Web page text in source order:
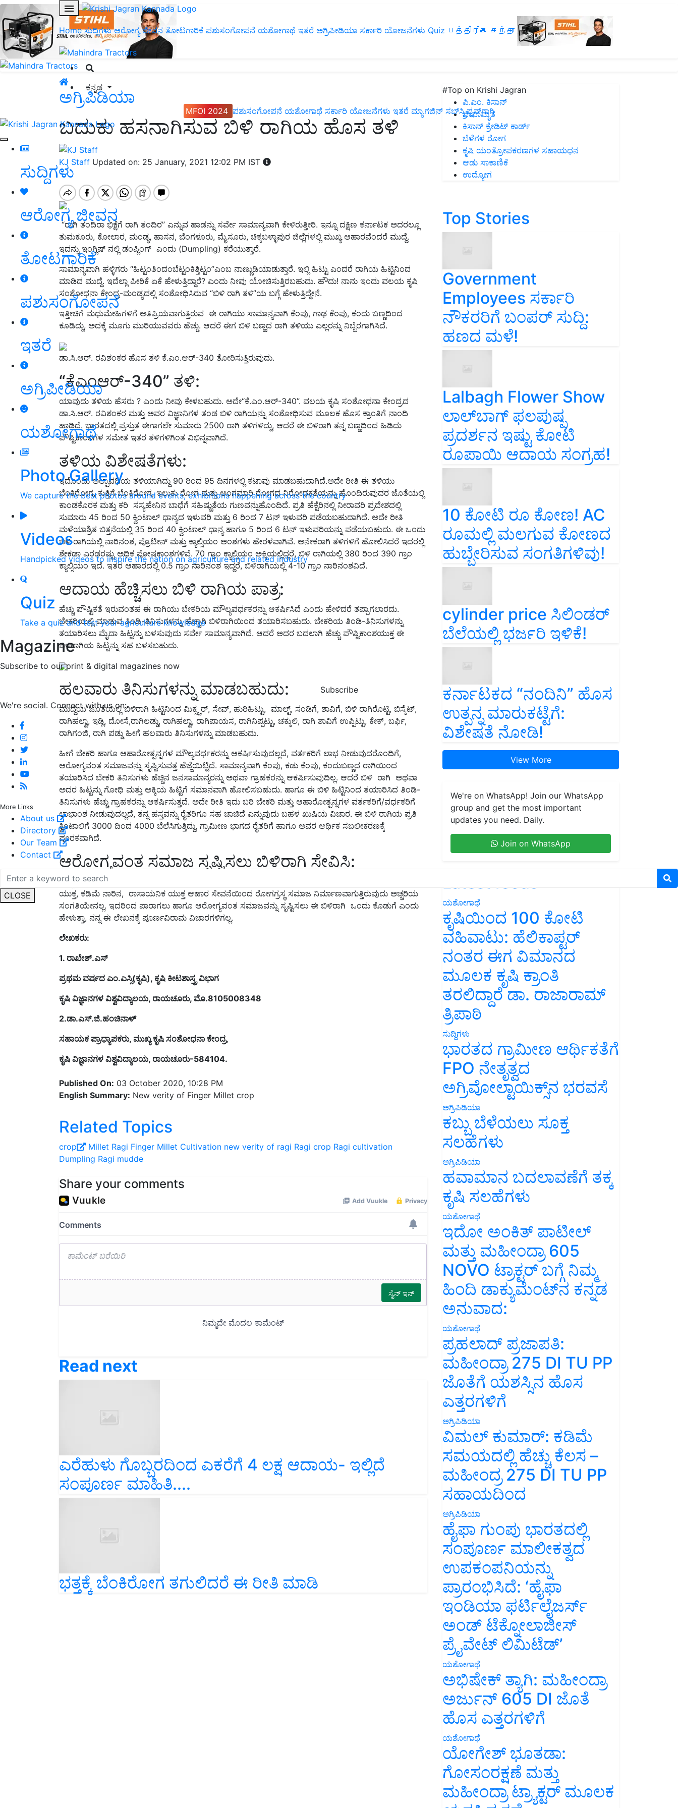
Home ಸುದ್ದಿಗಳು ಆರೋಗ್ಯ ಜೀವನ ತೋಟಗಾರಿಕೆ ಪಶುಸಂಗೋಪನೆ ಯಶೋಗಾಥೆ ಇತರೆ ಅಗ್ರಿಪೀಡಿಯಾ ಸರ್ಕಾರಿ ಯೋಜನೆಗಳು Quiz பத்திரிகை சந்தா
ಕನ್ನಡ
MFOI 2024 ಪಶುಸಂಗೋಪನೆ ಯಶೋಗಾಥೆ ಸರ್ಕಾರಿ ಯೋಜನೆಗಳು ಇತರೆ ಮ್ಯಾಗಜಿನ್‌ ಸಬ್‌ಸ್ಕ್ರಿಪ್ಷನ್‌ಗಾಗಿ
ಸುದ್ದಿಗಳು
ಆರೋಗ್ಯ ಜೀವನ
ತೋಟಗಾರಿಕೆ
ಪಶುಸಂಗೋಪನೆ
ಇತರೆ
ಅಗ್ರಿಪೀಡಿಯಾ
ಯಶೋಗಾಥೆ
Photo Gallery
We capture the best photos around events, exhibitions happening across the country
Videos
Handpicked videos to inspire the nation on agriculture and related industry
Quiz
Take a quiz and test your agriculture knowledge
Magazine
Subscribe to our print & digital magazines now
Subscribe
We're social. Connect with us on:
More Links
About us
Directory
Our Team
Contact
CLOSE
ಅಗ್ರಿಪಿಡಿಯಾ
ಬದುಕು ಹಸನಾಗಿಸುವ ಬಿಳಿ ರಾಗಿಯ ಹೊಸ ತಳಿ
KJ Staff Updated on: 25 January, 2021 12:02 PM IST
“ರಾಗಿ ತಂದಿರಾ ಭಿಕ್ಷೆಗೆ ರಾಗಿ ತಂದಿರ” ಎನ್ನುವ ಹಾಡನ್ನು ಸರ್ವೇ ಸಾಮಾನ್ಯವಾಗಿ ಕೇಳಿರುತ್ತೀರಿ. ಇನ್ನೂ ದಕ್ಷಿಣ ಕರ್ನಾಟಕ ಅದರಲ್ಲೂ
ತುಮಕೂರು, ಕೋಲಾರ, ಮಂಡ್ಯ, ಹಾಸನ, ಬೆಂಗಳೂರು, ಮೈಸೂರು, ಚಿಕ್ಕಬಳ್ಳಾಪುರ ಜಿಲ್ಲೆಗಳಲ್ಲಿ ಮುಖ್ಯ ಆಹಾರವೆಂದರೆ ಮುದ್ದೆ.
ಇದನ್ನು ಇಂಗ್ಲಿಷ್ ನಲ್ಲಿ ಡಂಪ್ಲಿಂಗ್ ಎಂದು (Dumpling) ಕರೆಯುತ್ತಾರೆ.
ಸಾಮಾನ್ಯವಾಗಿ ಹಳ್ಳಿಗರು “ಹಿಟ್ಟಂತಿಂದಂಬೆಟ್ಟಂಕಿತ್ತಿಟ್ಟಂ”ಎಂಬ ನಾಣ್ಣುಡಿಯಾಡುತ್ತಾರೆ. ಇಲ್ಲಿ ಹಿಟ್ಟು ಎಂದರೆ ರಾಗಿಯ ಹಿಟ್ಟಿನಿಂದ
ಮಾಡಿದ ಮುದ್ದೆ. ಇದೆಲ್ಲಾ ಪೀಠಿಕೆ ಏಕೆ ಹೇಳುತ್ತಿದ್ದಾರೆ? ಎಂದು ನೀವು ಯೋಚಿಸುತ್ತಿರಬಹುದು. ಹೌದು! ನಾನು ಇಂದು ವಲಯ ಕೃಷಿ
ಸಂಶೋಧನಾ ಕೇಂದ್ರ-ಮಂಡ್ಯದಲ್ಲಿ ಸಂಶೋಧಿಸಿರುವ “ಬಿಳಿ ರಾಗಿ ತಳಿ”ಯ ಬಗ್ಗೆ ಹೇಳುತ್ತಿದ್ದೇನೆ.
ಇತ್ತೀಚಿಗೆ ಮಧುಮೇಹಿಗಳಿಗೆ ಅತಿಪ್ರಿಯವಾಗುತ್ತಿರುವ ಈ ರಾಗಿಯು ಸಾಮಾನ್ಯವಾಗಿ ಕೆಂಪು, ಗಾಢ ಕೆಂಪು, ಕಂದು ಬಣ್ಣದಿಂದ
ಕೂಡಿದ್ದು, ಅದಕ್ಕೆ ಮೂಗು ಮುರಿಯುವವರು ಹೆಚ್ಚು. ಆದರೆ ಈಗ ಬಿಳಿ ಬಣ್ಣದ ರಾಗಿ ತಳಿಯು ಎಲ್ಲರನ್ನು ನಿಬ್ಬೆರಗಾಗಿಸಿದೆ.
ಡಾ.ಸಿ.ಆರ್. ರವಿಶಂಕರ ಹೊಸ ತಳಿ ಕೆ.ಎಂ.ಆರ್-340 ತೋರಿಸುತ್ತಿರುವುದು.
“ಕೆಎಂಆರ್-340” ತಳಿ:
ಯಾವುದು ತಳಿಯ ಹೆಸರು ? ಎಂದು ನೀವು ಕೇಳಬಹುದು. ಅದೇ“ಕೆ.ಎಂ.ಆರ್-340”. ವಲಯ ಕೃಷಿ ಸಂಶೋಧನಾ ಕೇಂದ್ರದ
ಡಾ.ಸಿ.ಆರ್. ರವಿಶಂಕರ ಮತ್ತು ಅವರ ವಿಜ್ಞಾನಿಗಳ ತಂಡ ಬಿಳಿ ರಾಗಿಯನ್ನು ಸಂಶೋಧಿಸುವ ಮೂಲಕ ಹೊಸ ಕ್ರಾಂತಿಗೆ ನಾಂದಿ
ಹಾಡಿದೆ. ಭಾರತದಲ್ಲಿ ಪ್ರಸ್ತುತ ಈಗಾಗಲೇ ಸುಮಾರು 2500 ರಾಗಿ ತಳಿಗಳಿದ್ದು, ಆದರೆ ಈ ಬಿಳಿರಾಗಿ ತನ್ನ ಬಣ್ಣದಿಂದ ಹಿಡಿದು
ಪೌಷ್ಟಿಕಾಂಶಗಳ ಸಮೇತ ಇತರ ತಳಿಗಳಿಗಿಂತ ವಿಭಿನ್ನವಾಗಿದೆ.
ತಳಿಯ ವಿಶೇಷತೆಗಳು:
ಇದೊಂದು ಅಲ್ಪಾವಧಿಯ ತಳಿಯಾಗಿದ್ದು 90 ರಿಂದ 95 ದಿನಗಳಲ್ಲಿ ಕಟಾವು ಮಾಡಬಹುದಾಗಿದೆ.ಅದೇ ರೀತಿ ಈ ತಳಿಯು
ಬೆಂಕಿರೋಗ, ಕುತ್ತಿಗೆ ಬೆಂಕಿರೋಗ, ಇಲುಕು ರೋಗ ಮತ್ತು ಅಂಗಮಾರಿ ರೋಗದ ನಿರೋಧಕತೆಯನ್ನು ಹೊಂದಿರುವುದರ ಜೊತೆಯಲ್ಲಿ
ಕಾಂಡಕೊರಕ ಮತ್ತು ಕರಿ ಸಸ್ಯಹೇನಿನ ಬಾಧೆಗೆ ಸಹಿಷ್ಣುತೆಯ ಗುಣವನ್ನುಹೊಂದಿದೆ. ಪ್ರತಿ ಹೆಕ್ಟೆರಿನಲ್ಲಿ ನೀರಾವರಿ ಪ್ರದೇಶದಲ್ಲಿ
ಸುಮಾರು 45 ರಿಂದ 50 ಕ್ವಿಂಟಾಲ್ ಧಾನ್ಯದ ಇಳುವರಿ ಮತ್ತು 6 ರಿಂದ 7 ಟನ್ ಇಳುವರಿ ಪಡೆಯಬಹುದಾಗಿದೆ. ಅದೇ ರೀತಿ
ಮಳೆಯಾಶ್ರಿತ ಬಿತ್ತನೆಯಲ್ಲಿ 35 ರಿಂದ 40 ಕ್ವಿಂಟಾಲ್ ಧಾನ್ಯ ಹಾಗೂ 5 ರಿಂದ 6 ಟನ್ ಇಳುವರಿಯನ್ನು ಪಡೆಯಬಹುದು. ಈ ಒಂದು
ಬಿಳಿ ರಾಗಿಯಲ್ಲಿ ನಾರಿನಂಶ, ಪ್ರೊಟೀನ್ ಮತ್ತು ಕ್ಯಾಲ್ಸಿಯಂ ಅಂಶಗಳು ಹೇರಳವಾಗಿವೆ. ಅನೇಕರಾಗಿ ತಳಿಗಳಿಗೆ ಹೋಲಿಸಿದರೆ ಇದರಲ್ಲಿ
ಶೇಕಡಾ ಎರಡರಷ್ಟು ಅಧಿಕ ಪೋಷಕಾಂಶಗಳಿವೆ. 70 ಗ್ರಾಂ ಕ್ಯಾಲ್ಸಿಯಂ ಅಕ್ಕಿಯಲ್ಲಿದ್ದರೆ, ಬಿಳಿ ರಾಗಿಯಲ್ಲಿ 380 ರಿಂದ 390 ಗ್ರಾಂ
ಕ್ಯಾಲ್ಸಿಯಂ ಇದೆ. ಇತರ ಆಹಾರದಲ್ಲಿ 0.5 ಗ್ರಾಂ ನಾರಿನಂಶ ಇದ್ದರೆ, ಬಿಳಿರಾಗಿಯಲ್ಲಿ 4-10 ಗ್ರಾಂ ನಾರಿನಂಶವಿದೆ.
ಆದಾಯ ಹೆಚ್ಚಿಸಲು ಬಿಳಿ ರಾಗಿಯ ಪಾತ್ರ:
ಹೆಚ್ಚು ಪೌಷ್ಟಿಕತೆ ಇರುವಂತಹ ಈ ರಾಗಿಯು ಬೇಕರಿಯ ಮೌಲ್ಯವರ್ಧಕರನ್ನು ಆಕರ್ಷಿಸಿದೆ ಎಂದು ಹೇಳಿದರೆ ತಪ್ಪಾಗಲಾರದು.
ಬೇಕರಿಯಲ್ಲಿ ಮಾಡುವ ತಿಂಡಿ-ತಿನಿಸುಗಳನ್ನು ಹೆಚ್ಚಾಗಿ ಬಿಳಿರಾಗಿಯಿಂದ ತಯಾರಿಸಬಹುದು. ಬೇಕರಿಯ ತಿಂಡಿ-ತಿನಿಸುಗಳನ್ನು
ತಯಾರಿಸಲು ಮೈದಾ ಹಿಟ್ಟನ್ನು ಬಳಸುವುದು ಸರ್ವೇ ಸಾಮಾನ್ಯವಾಗಿದೆ. ಆದರೆ ಅದರ ಬದಲಾಗಿ ಹೆಚ್ಚು ಪೌಷ್ಟಿಕಾಂಶಯುಕ್ತ ಈ
ಬಿಳಿರಾಗಿಯ ಹಿಟ್ಟನ್ನು ಸಹ ಬಳಸಬಹುದು.
ಹಲವಾರು ತಿನಿಸುಗಳನ್ನು ಮಾಡಬಹುದು:
ಮುದ್ದೆಯ ಜೊತೆಯಲ್ಲಿ ಬಿಳಿರಾಗಿ ಹಿಟ್ಟಿನಿಂದ ಮಿಕ್ಸ್ಚರ್, ಸೇವ್, ಹುರಿಹಿಟ್ಟು, ಮಾಲ್ಟ್, ಸಂಡಿಗೆ, ಶಾವಿಗೆ, ಬಿಳಿ ರಾಗಿರೊಟ್ಟಿ, ಬಿಸ್ಕೆಟ್,
ರಾಗಿಹಲ್ವಾ, ಇಡ್ಲಿ, ದೋಸೆ,ರಾಗಿಲಡ್ಡು, ರಾಗಿಹಲ್ವಾ, ರಾಗಿಪಾಯಸ, ರಾಗಿನಿಪ್ಪಟ್ಟು, ಚಕ್ಕುಲಿ, ರಾಗಿ ಶಾವಿಗೆ ಉಪ್ಪಿಟ್ಟು, ಕೇಕ್, ಬರ್ಫಿ,
ರಾಗಿಗಂಜಿ, ರಾಗಿ ಪಡ್ಡು ಹೀಗೆ ಹಲವಾರು ತಿನಿಸುಗಳನ್ನು ಮಾಡಬಹುದು.
ಹೀಗೆ ಬೇಕರಿ ಹಾಗೂ ಆಹಾರೋತ್ಪನ್ನಗಳ ಮೌಲ್ಯವರ್ಧಕರನ್ನು ಆಕರ್ಷಿಸುವುದಲ್ಲದೆ, ವರ್ತಕರಿಗೆ ಲಾಭ ನೀಡುವುದರೊಂದಿಗೆ,
ಆರೋಗ್ಯವಂತ ಸಮಾಜವನ್ನು ಸೃಷ್ಟಿಸುವತ್ತ ಹೆಜ್ಜೆಯಿಟ್ಟಿದೆ. ಸಾಮಾನ್ಯವಾಗಿ ಕೆಂಪು, ಕಡು ಕೆಂಪು, ಕಂದುಬಣ್ಣದ ರಾಗಿಯಿಂದ
ತಯಾರಿಸಿದ ಬೇಕರಿ ತಿನಿಸುಗಳು ಹೆಚ್ಚಿನ ಜನಸಾಮಾನ್ಯರನ್ನು ಅಥವಾ ಗ್ರಾಹಕರನ್ನು ಆಕರ್ಷಿಸುವುದಿಲ್ಲ. ಆದರೆ ಬಿಳಿ ರಾಗಿ ಅಥವಾ
ಅದರ ಹಿಟ್ಟನ್ನು ಗೋಧಿ ಮತ್ತು ಅಕ್ಕಿಯ ಹಿಟ್ಟಿಗೆ ಸಮಾನವಾಗಿ ಹೋಲಿಸಬಹುದು. ಹಾಗೂ ಈ ಬಿಳಿ ಹಿಟ್ಟಿನಿಂದ ತಯಾರಿಸಿದ ತಿಂಡಿ-
ತಿನಿಸುಗಳು ಹೆಚ್ಚು ಗ್ರಾಹಕರನ್ನು ಆಕರ್ಷಿಸುತ್ತದೆ. ಅದೇ ರೀತಿ ಇದು ಬರಿ ಬೇಕರಿ ಮತ್ತು ಆಹಾರೋತ್ಪನ್ನಗಳ ವರ್ತಕರಿಗೆ/ವರ್ಧಕರಿಗೆ
ಲಾಭಾಂಶ ನೀಡುವುದಲ್ಲದೆ, ತನ್ನ ಹಸ್ತವನ್ನು ರೈತರಿಗೂ ಸಹ ಚಾಚಿದೆ ಎನ್ನುವುದು ಬಹಳ ಖುಷಿಯ ವಿಚಾರ. ಈ ಬಿಳಿ ರಾಗಿಯ ಪ್ರತಿ
ಕ್ವಿಂಟಾಲಿಗೆ 3000 ದಿಂದ 4000 ಬೆಲೆಸಿಗುತ್ತಿದ್ದು, ಗ್ರಾಮೀಣ ಭಾಗದ ರೈತರಿಗೆ ಹಾಗೂ ಅವರ ಆರ್ಥಿಕ ಸಬಲೀಕರಣಕ್ಕೆ
ಪೂರಕವಾಗಿದೆ.
ಆರೋಗ್ಯವಂತ ಸಮಾಜ ಸೃಷ್ಟಿಸಲು ಬಿಳಿರಾಗಿ ಸೇವಿಸಿ:
ಹೆಚ್ಚು ಪೋಷಕಾಂಶಗಳು ಇರುವಂತಹ ಆಹಾರದ ಬದಲು, ಬಾಯಿ ರುಚಿಯ ಆಹಾರ ಪದಾರ್ಥಗಳ ಹಿಂದೆ ಬಿದ್ದು ಅಧಿಕ ಗ್ಲುಕೋಸ್
ಯುಕ್ತ, ಕಡಿಮೆ ನಾರಿನ, ರಾಸಾಯನಿಕ ಯುಕ್ತ ಆಹಾರ ಸೇವನೆಯಿಂದ ರೋಗಗ್ರಸ್ಥ ಸಮಾಜ ನಿರ್ಮಾಣವಾಗುತ್ತಿರುವುದು ಅಚ್ಚರಿಯ
ಸಂಗತಿಯೇನಲ್ಲ. ಇದರಿಂದ ಪಾರಾಗಲು ಹಾಗೂ ಆರೋಗ್ಯವಂತ ಸಮಾಜವನ್ನು ಸೃಷ್ಟಿಸಲು ಈ ಬಿಳಿರಾಗಿ ಒಂದು ಕೊಡುಗೆ ಎಂದು
ಹೇಳುತ್ತಾ, ನನ್ನ ಈ ಲೇಖನಕ್ಕೆ ಪೂರ್ಣವಿರಾಮ ವಿಚಾರಗಳಿಗಲ್ಲ.
ಲೇಖಕರು:
1. ರಾಖೇಶ್.ಎಸ್
ಪ್ರಥಮ ವರ್ಷದ ಎಂ.ಎಸ್ಸಿ(ಕೃಷಿ), ಕೃಷಿ ಕೀಟಶಾಸ್ತ್ರ ವಿಭಾಗ
ಕೃಷಿ ವಿಜ್ಞಾನಗಳ ವಿಶ್ವವಿದ್ಯಾಲಯ, ರಾಯಚೂರು, ಮೊ.8105008348
2.ಡಾ.ಎಸ್.ಜಿ.ಹಂಚಿನಾಳ್
ಸಹಾಯಕ ಪ್ರಾಧ್ಯಾಪಕರು, ಮುಖ್ಯ ಕೃಷಿ ಸಂಶೋಧನಾ ಕೇಂದ್ರ,
ಕೃಷಿ ವಿಜ್ಞಾನಗಳ ವಿಶ್ವವಿದ್ಯಾಲಯ, ರಾಯಚೂರು-584104.
Published On: 03 October 2020, 10:28 PM
English Summary: New verity of Finger Millet crop
Related Topics
crop Millet Ragi Finger Millet Cultivation new verity of ragi Ragi crop Ragi cultivation
Dumpling Ragi mudde
Share your comments
Read next
ಎರೆಹುಳು ಗೊಬ್ಬರದಿಂದ ಎಕರೆಗೆ 4 ಲಕ್ಷ ಆದಾಯ- ಇಲ್ಲಿದೆ
ಸಂಪೂರ್ಣ ಮಾಹಿತಿ....
ಭತ್ತಕ್ಕೆ ಬೆಂಕಿರೋಗ ತಗುಲಿದರೆ ಈ ರೀತಿ ಮಾಡಿ
#Top on Krishi Jagran
ಪಿ.ಎಂ. ಕಿಸಾನ್
ಜೀವಾಮೃತ
ಕಿಸಾನ್ ಕ್ರೇಡಿಟ್ ಕಾರ್ಡ್
ಬೆಳೆಗಳ ರೋಗ
ಕೃಷಿ ಯಂತ್ರೋಪಕರಣಗಳ ಸಹಾಯಧನ
ಆಡು ಸಾಕಾಣಿಕೆ
ಉದ್ಯೋಗ
Top Stories
Government
Employees ಸರ್ಕಾರಿ
ನೌಕರರಿಗೆ ಬಂಪರ್‌ ಸುದ್ದಿ:
ಹಣದ ಮಳೆ!
Lalbagh Flower Show
ಲಾಲ್‌ಬಾಗ್ ಫಲಪುಷ್ಪ
ಪ್ರದರ್ಶನ ಇಷ್ಟು ಕೋಟಿ
ರೂಪಾಯಿ ಆದಾಯ ಸಂಗ್ರಹ!
10 ಕೋಟಿ ರೂ ಕೋಣ! AC
ರೂಮಲ್ಲಿ ಮಲಗುವ ಕೋಣದ
ಹುಬ್ಬೇರಿಸುವ ಸಂಗತಿಗಳಿವು!
cylinder price ಸಿಲಿಂಡರ್‌
ಬೆಲೆಯಲ್ಲಿ ಭರ್ಜರಿ ಇಳಿಕೆ!
ಕರ್ನಾಟಕದ “ನಂದಿನಿ” ಹೊಸ
ಉತ್ಪನ್ನ ಮಾರುಕಟ್ಟೆಗೆ:
ವಿಶೇಷತೆ ನೋಡಿ!
View More
We're on WhatsApp! Join our WhatsApp
group and get the most important
updates you need. Daily.
Join on WhatsApp
Latest feeds
ಯಶೋಗಾಥೆ
ಕೃಷಿಯಿಂದ 100 ಕೋಟಿ
ವಹಿವಾಟು: ಹೆಲಿಕಾಪ್ಟರ್
ನಂತರ ಈಗ ವಿಮಾನದ
ಮೂಲಕ ಕೃಷಿ ಕ್ರಾಂತಿ
ತರಲಿದ್ದಾರೆ ಡಾ. ರಾಜಾರಾಮ್
ತ್ರಿಪಾಠಿ
ಸುದ್ದಿಗಳು
ಭಾರತದ ಗ್ರಾಮೀಣ ಆರ್ಥಿಕತೆಗೆ
FPO ನೇತೃತ್ವದ
ಅಗ್ರಿವೋಲ್ಟಾಯಿಕ್ಸ್‌ನ ಭರವಸೆ
ಅಗ್ರಿಪಿಡಿಯಾ
ಕಬ್ಬು ಬೆಳೆಯಲು ಸೂಕ್ತ
ಸಲಹೆಗಳು
ಅಗ್ರಿಪಿಡಿಯಾ
ಹವಾಮಾನ ಬದಲಾವಣೆಗೆ ತಕ್ಕ
ಕೃಷಿ ಸಲಹೆಗಳು
ಯಶೋಗಾಥೆ
ಇದೋ ಅಂಕಿತ್ ಪಾಟೀಲ್
ಮತ್ತು ಮಹೀಂದ್ರಾ 605
NOVO ಟ್ರಾಕ್ಟರ್ ಬಗ್ಗೆ ನಿಮ್ಮ
ಹಿಂದಿ ಡಾಕ್ಯುಮೆಂಟ್‌ನ ಕನ್ನಡ
ಅನುವಾದ:
ಯಶೋಗಾಥೆ
ಪ್ರಹಲಾದ್ ಪ್ರಜಾಪತಿ:
ಮಹೀಂದ್ರಾ 275 DI TU PP
ಜೊತೆಗೆ ಯಶಸ್ಸಿನ ಹೊಸ
ಎತ್ತರಗಳಿಗೆ
ಅಗ್ರಿಪಿಡಿಯಾ
ವಿಮಲ್ ಕುಮಾರ್: ಕಡಿಮೆ
ಸಮಯದಲ್ಲಿ ಹೆಚ್ಚು ಕೆಲಸ –
ಮಹೀಂದ್ರ 275 DI TU PP
ಸಹಾಯದಿಂದ
ಅಗ್ರಿಪಿಡಿಯಾ
ಹೈಫಾ ಗುಂಪು ಭಾರತದಲ್ಲಿ
ಸಂಪೂರ್ಣ ಮಾಲೀಕತ್ವದ
ಉಪಕಂಪನಿಯನ್ನು
ಪ್ರಾರಂಭಿಸಿದೆ: ‘ಹೈಫಾ
ಇಂಡಿಯಾ ಫರ್ಟಿಲೈಜರ್ಸ್
ಅಂಡ್ ಟೆಕ್ನೋಲಾಜೀಸ್
ಪ್ರೈವೇಟ್ ಲಿಮಿಟೆಡ್’
ಯಶೋಗಾಥೆ
ಅಭಿಷೇಕ್ ತ್ಯಾಗಿ: ಮಹೀಂದ್ರಾ
ಅರ್ಜುನ್ 605 DI ಜೊತೆ
ಹೊಸ ಎತ್ತರಗಳಿಗೆ
ಯಶೋಗಾಥೆ
ಯೋಗೇಶ್ ಭೂತಡಾ:
ಗೋಸಂರಕ್ಷಣೆ ಮತ್ತು
ಮಹೀಂದ್ರಾ ಟ್ರ್ಯಾಕ್ಟರ್ ಮೂಲಕ